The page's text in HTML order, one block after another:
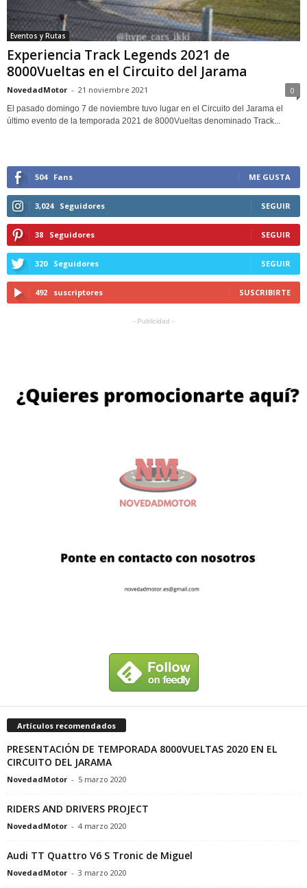
Eventos y Rutas
Experiencia Track Legends 2021 de
8000Vueltas en el Circuito del Jarama
NovedadMotor - 21 noviembre 2021 0
El pasado domingo 7 de noviembre tuvo lugar en el Circuito del Jarama el
último evento de la temporada 2021 de 8000Vueltas denominado Track...
504 Fans ME GUSTA
3,024 Seguidores SEGUIR
38 Seguidores SEGUIR
320 Seguidores SEGUIR
492 suscriptores SUSCRIBIRTE
- Publicidad -
Artículos recomendados
PRESENTACIÓN DE TEMPORADA 8000VUELTAS 2020 EN EL
CIRCUITO DEL JARAMA
NovedadMotor - 5 marzo 2020
RIDERS AND DRIVERS PROJECT
NovedadMotor - 4 marzo 2020
Audi TT Quattro V6 S Tronic de Miguel
NovedadMotor - 3 marzo 2020